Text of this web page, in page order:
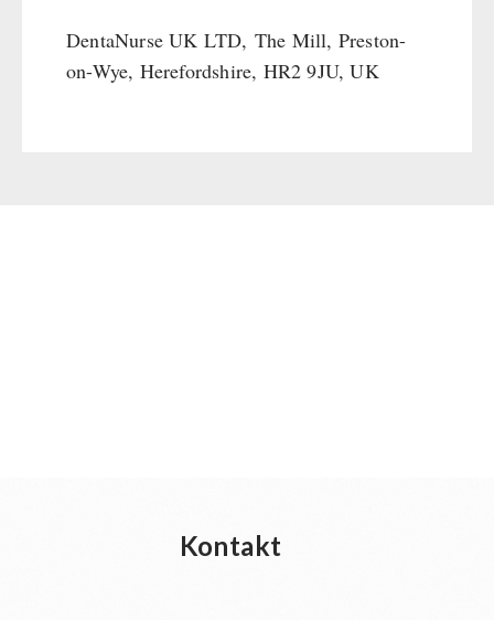
DentaNurse UK LTD, The Mill, Preston-
on-Wye, Herefordshire, HR2 9JU, UK
Kontakt